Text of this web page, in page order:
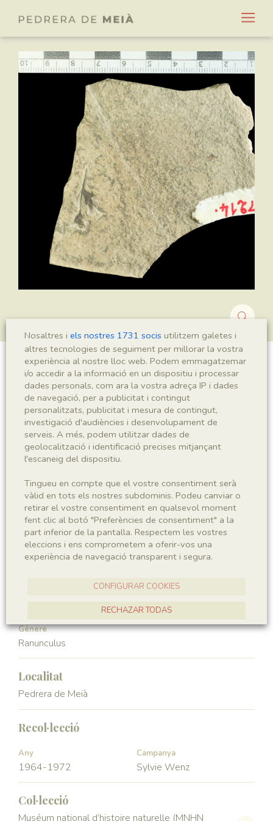
Ranunculus ferreri
Sigla
MNHN 17214
Regne
Plantae
Phyllum
Spermatophyta
Subphyllum
Angiospermae
Classe
Magnoliopsida
Familia
Génere
Ranunculus
Localitat
Pedrera de Meià
Recol·lecció
Any
1964-1972
Campanya
Sylvie Wenz
Col·lecció
Muséum national d’histoire naturelle (MNHN
Nosaltres i els nostres 1731 socis utilitzem galetes i
altres tecnologies de seguiment per millorar la vostra
experiència al nostre lloc web. Podem emmagatzemar
i/o accedir a la informació en un dispositiu i processar
dades personals, com ara la vostra adreça IP i dades
de navegació, per a publicitat i contingut
personalitzats, publicitat i mesura de contingut,
investigació d'audiències i desenvolupament de
serveis. A més, podem utilitzar dades de
geolocalització i identificació precises mitjançant
l'escaneig del dispositiu.
Tingueu en compte que el vostre consentiment serà
vàlid en tots els nostres subdominis. Podeu canviar o
retirar el vostre consentiment en qualsevol moment
fent clic al botó "Preferències de consentiment" a la
part inferior de la pantalla. Respectem les vostres
eleccions i ens comprometem a oferir-vos una
experiència de navegació transparent i segura.
CONFIGURAR COOKIES
RECHAZAR TODAS
ACCEPTAR TOTES